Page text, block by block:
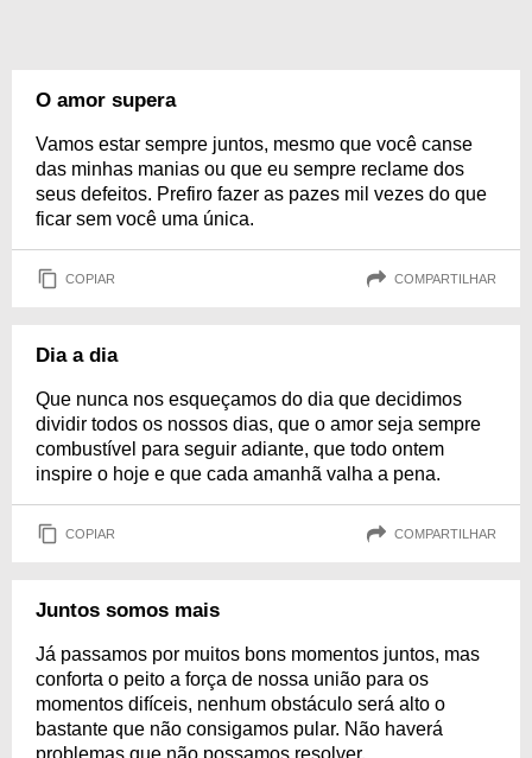
O amor supera
Vamos estar sempre juntos, mesmo que você canse
das minhas manias ou que eu sempre reclame dos
seus defeitos. Prefiro fazer as pazes mil vezes do que
ficar sem você uma única.
COPIAR COMPARTILHAR
Dia a dia
Que nunca nos esqueçamos do dia que decidimos
dividir todos os nossos dias, que o amor seja sempre
combustível para seguir adiante, que todo ontem
inspire o hoje e que cada amanhã valha a pena.
COPIAR COMPARTILHAR
Juntos somos mais
Já passamos por muitos bons momentos juntos, mas
conforta o peito a força de nossa união para os
momentos difíceis, nenhum obstáculo será alto o
bastante que não consigamos pular. Não haverá
problemas que não possamos resolver.